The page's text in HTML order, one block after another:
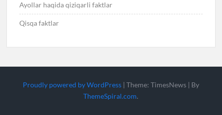
Ayollar haqida qiziqarli faktlar
Qisqa faktlar
Proudly powered by WordPress | Theme: TimesNews | By
ThemeSpiral.com.